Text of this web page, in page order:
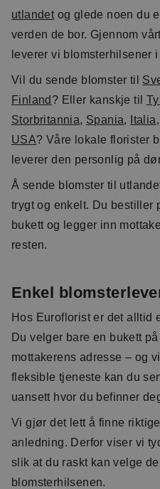
utlandet og glede noen du
verden de bor. Gjennom
leverer vi blomsterhilsener
Vil du sende blomster til
Finland ? Eller kanskje til
Storbritannia, Spania, Italia,
USA? Våre lokale florister
leverer den personlig på
Å sende blomster til
trygt og enkelt. Du bestiller
bukett og legger inn
resten.
Enkel
Hos Euroflorist er det alltid
Du velger bare en bukett
mottakerens adresse – og
fleksible tjeneste kan du
uansett hvor du befinner
Vi gjør det lett å finne
anledning. Derfor viser vi
slik at du raskt kan velge
blomsterhilsenen.